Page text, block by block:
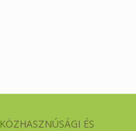
KÖZHASZNÚSÁGI ÉS